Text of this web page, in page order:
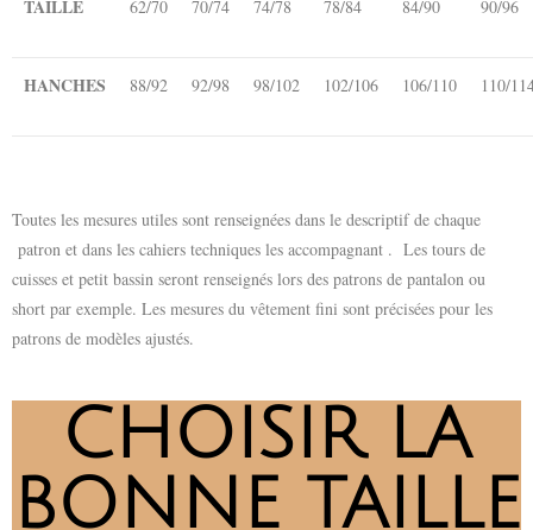
TAILLE 62/70 70/74 74/78 78/84 84/90 90/96
HANCHES 88/92 92/98 98/102 102/106 106/110 110/
Toutes les mesures utiles sont renseignées dans le descriptif de chaque
patron et dans les cahiers techniques les accompagnant . Les tours de
cuisses et petit bassin seront renseignés lors des patrons de pantalon ou
short par exemple. Les mesures du vêtement fini sont précisées pour les
patrons de modèles ajustés.
CHOISIR LA
BONNE TAILLE